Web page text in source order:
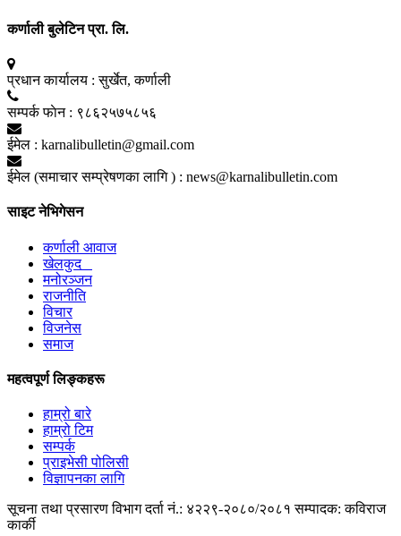
कर्णाली बुलेटिन प्रा. लि.
प्रधान कार्यालय : सुर्खेत, कर्णाली
सम्पर्क फाेन : ९८६२५७५८५६
ईमेल : karnalibulletin@gmail.com
ईमेल (समाचार सम्प्रेषणका लागि ) : news@karnalibulletin.com
साइट नेभिगेसन
कर्णाली आवाज
खेलकुद
मनोरञ्जन
राजनीति
विचार
विजनेस
समाज
महत्वपूर्ण लिङ्कहरू
हाम्रो बारे
हाम्रो टिम
सम्पर्क
प्राइभेसी पोलिसी
विज्ञापनका लागि
सूचना तथा प्रसारण विभाग दर्ता नं.: ४२२९-२०८०/२०८१ सम्पादक: कविराज
कार्की